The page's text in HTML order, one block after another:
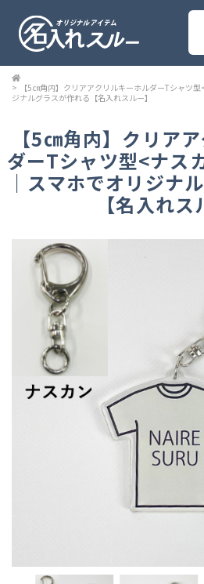
>
【5㎝角内】クリアアクリルキーホルダーTシャツ
ジナルグラスが作れる【名入れスルー】
【5㎝角内】クリア
ダーTシャツ型<ナス
｜スマホでオリジナ
【名入れス